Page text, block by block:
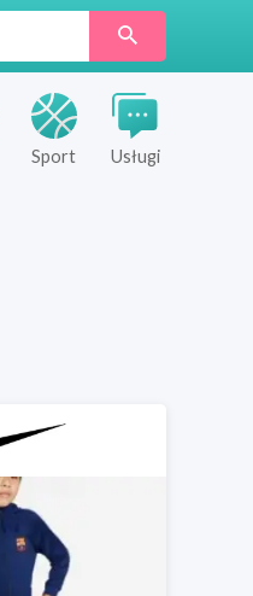
Sport Usługi